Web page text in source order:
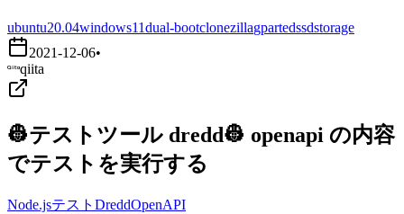
ubuntu20.04windows11dual-bootclonezillagpartedssdstorage
2021-12-06•
qiita
👷テストツール dredd👷 openapi の内容
でテストを実行する
Node.jsテスト DreddOpenAPI